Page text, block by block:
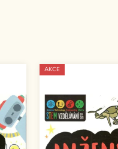
AKCE